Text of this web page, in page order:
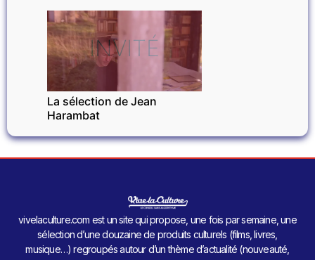
INVITÉ
La sélection de Jean
Harambat
vivelaculture.com est un site qui propose, une fois par semaine, une
sélection d’une douzaine de produits culturels (films, livres,
musique…) regroupés autour d’un thème d’actualité (nouveauté,